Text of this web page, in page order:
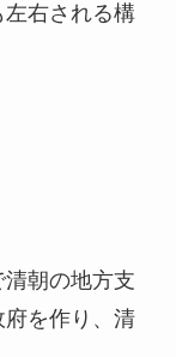
右される構
朝の地方支
を作り、清